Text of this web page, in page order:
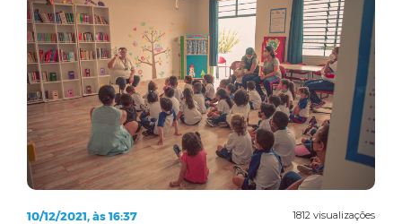
1812 visualizações
10/12/2021, às 16:37